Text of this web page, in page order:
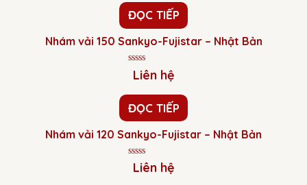
0
5
sao
ĐỌC TIẾP
Nhám vải 150 Sankyo-Fujistar – Nhật Bản
Được
xếp
5
sao
Liên hệ
ĐỌC TIẾP
Nhám vải 120 Sankyo-Fujistar – Nhật Bản
Được
xếp
Liên hệ